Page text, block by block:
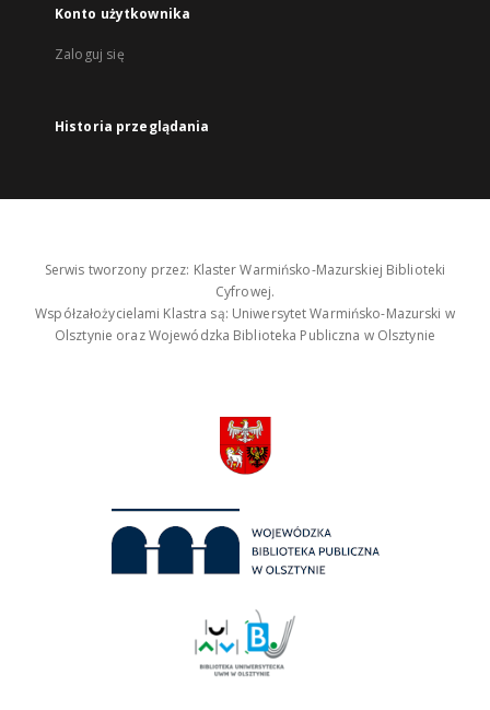
Konto użytkownika
Zaloguj się
Historia przeglądania
Serwis tworzony przez: Klaster Warmińsko-Mazurskiej Biblioteki
Cyfrowej.
Współzałożycielami Klastra są: Uniwersytet Warmińsko-Mazurski w
Olsztynie oraz Wojewódzka Biblioteka Publiczna w Olsztynie